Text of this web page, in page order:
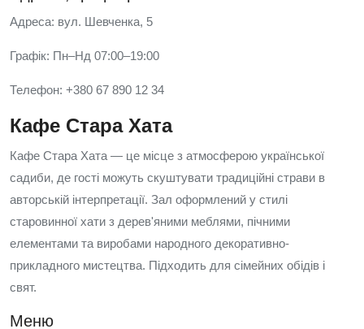
Адреса: вул. Шевченка, 5
Графік: Пн–Нд 07:00–19:00
Телефон: +380 67 890 12 34
Кафе Стара Хата
Кафе Стара Хата — це місце з атмосферою української
садиби, де гості можуть скуштувати традиційні страви в
авторській інтерпретації. Зал оформлений у стилі
старовинної хати з дерев'яними меблями, пічними
елементами та виробами народного декоративно-
прикладного мистецтва. Підходить для сімейних обідів і
свят.
Меню